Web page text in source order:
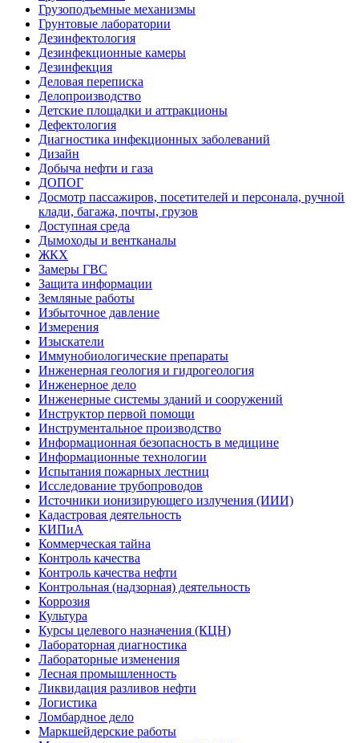
Грузоподъемные механизмы
Грунтовые лаборатории
Дезинфектология
Дезинфекционные камеры
Дезинфекция
Деловая переписка
Делопроизводство
Детские площадки и аттракционы
Дефектология
Диагностика инфекционных заболеваний
Дизайн
Добыча нефти и газа
ДОПОГ
Досмотр пассажиров, посетителей и персонала, ручной
клади, багажа, почты, грузов
Доступная среда
Дымоходы и вентканалы
ЖКХ
Замеры ГВС
Защита информации
Земляные работы
Избыточное давление
Измерения
Изыскатели
Иммунобиологические препараты
Инженерная геология и гидрогеология
Инженерное дело
Инженерные системы зданий и сооружений
Инструктор первой помощи
Инструментальное производство
Информационная безопасность в медицине
Информационные технологии
Испытания пожарных лестниц
Исследование трубопроводов
Источники ионизирующего излучения (ИИИ)
Кадастровая деятельность
КИПиА
Коммерческая тайна
Контроль качества
Контроль качества нефти
Контрольная (надзорная) деятельность
Коррозия
Культура
Курсы целевого назначения (КЦН)
Лабораторная диагностика
Лабораторные изменения
Лесная промышленность
Ликвидация разливов нефти
Логистика
Ломбардное дело
Маркшейдерские работы